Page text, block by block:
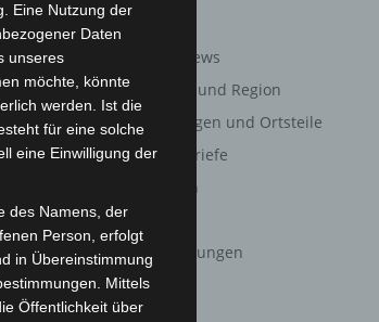
Corona-News
Hannover und Region
Langenhagen und Ortsteile
Leserbriefe
Menschen
Über uns
Veranstaltungen
Welt
Eine Nutzung der
Daten
unseres
möchte, könnte
werden. Ist die
für eine solche
eine Einwilligung der
des Namens, der
Person, erfolgt
in Übereinstimmung
Mittels
Öffentlichkeit über